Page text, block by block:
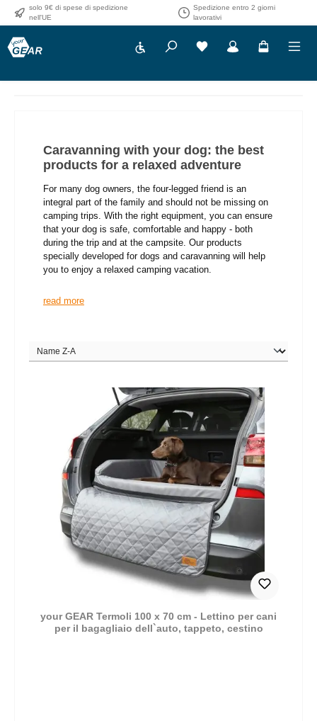
Passa al contenuto principale
solo 9€ di spese di spedizione
nell'UE
Spedizione entro 2 giorni
lavorativi
Show toolbar
Caravanning with your dog: the best
products for a relaxed adventure
For many dog owners, the four-legged friend is an
integral part of the family and should not be missing on
camping trips. With the right equipment, you can ensure
that your dog is safe, comfortable and happy - both
during the trip and at the campsite. Our products
specially developed for dogs and caravanning will help
you to enjoy a relaxed camping vacation.
read more
your GEAR Termoli 100 x 70 cm - Lettino per cani
per il bagagliaio dell`auto, tappeto, cestino